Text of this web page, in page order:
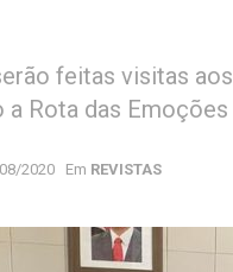
feitas visitas
Rota das Emoções
2020 Em REVISTAS